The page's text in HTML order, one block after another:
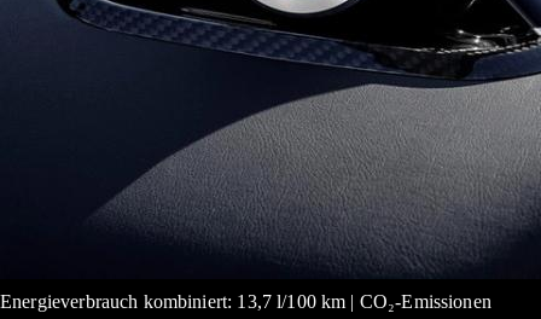
Energieverbrauch kombiniert: 13,7 l/100 km | CO₂-Emissionen